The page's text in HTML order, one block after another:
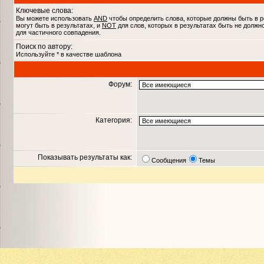
Ключевые слова:
Вы можете использовать AND чтобы определить слова, которые должны быть в
могут быть в результатах, и NOT для слов, которых в результатах быть не
для частичного совпадения.
Поиск по автору:
Используйте * в качестве шаблона
Форум:
Категория:
Показывать результаты как: Сообщения Темы